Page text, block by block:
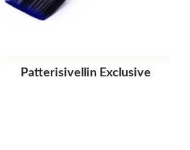
Patterisivellin Exclusive